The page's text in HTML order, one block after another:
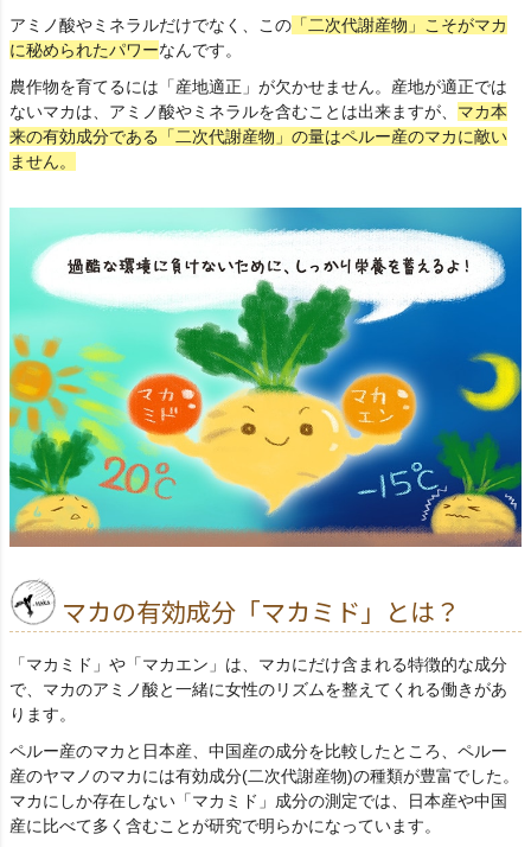
アミノ酸やミネラルだけでなく、この 「二次代謝産物」こそがマカ
に秘められたパワーなんです。
農作物を育てるには「産地適正」が欠かせません。産地が適正では
ないマカは、アミノ酸やミネラルを含むことは出来ますが、 マカ本
来の有効成分である「二次代謝産物」の量はペルー産のマカに敵い
ません。
マカの有効成分「マカミド」とは？
「マカミド」や「マカエン」は、マカにだけ含まれる特徴的な成分
で、マカのアミノ酸と一緒に女性のリズムを整えてくれる働きがあ
ります。
ペルー産のマカと日本産、中国産の成分を比較したところ、ペルー
産のヤマノのマカには有効成分(二次代謝産物)の種類が豊富でした。
マカにしか存在しない「マカミド」成分の測定では、日本産や中国
産に比べて多く含むことが研究で明らかになっています。